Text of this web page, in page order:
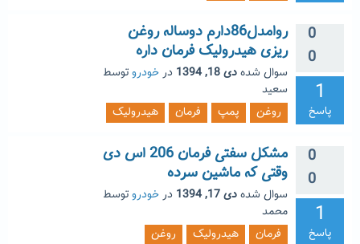
0
0
1
پاسخ
روامدل86دارم دوساله روغن
ریزی هیدرولیک فرمان داره
سوال شدهدی 18, 1394 درخودروتوسط
سعید
روغن
پمپ فرمان هیدرولیک
0
0
1
پاسخ
مشکل سفتی فرمان 206 اس دی
وقتی که ماشین سرده
سوال شدهدی 17, 1394 درخودروتوسط
محمد
فرمان
هیدرولیک
روغن